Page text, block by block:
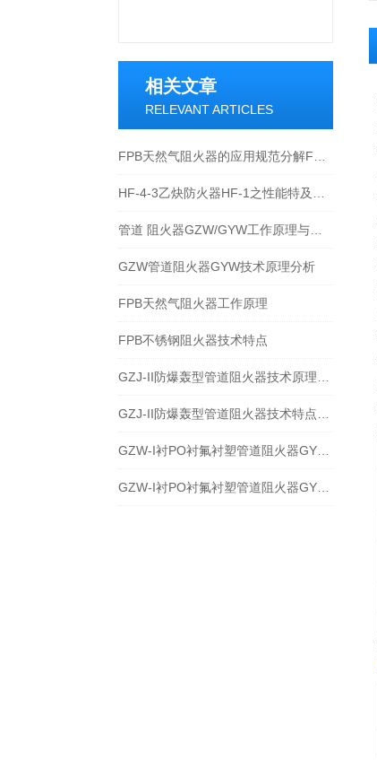
相关文章
RELEVANT ARTICLES
GZW管道阻火器GYW技术原理分析
FPB天然气阻火器工作原理
FPB不锈钢阻火器技术特点